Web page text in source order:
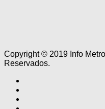
Copyright © 2019 Info
Reservados.